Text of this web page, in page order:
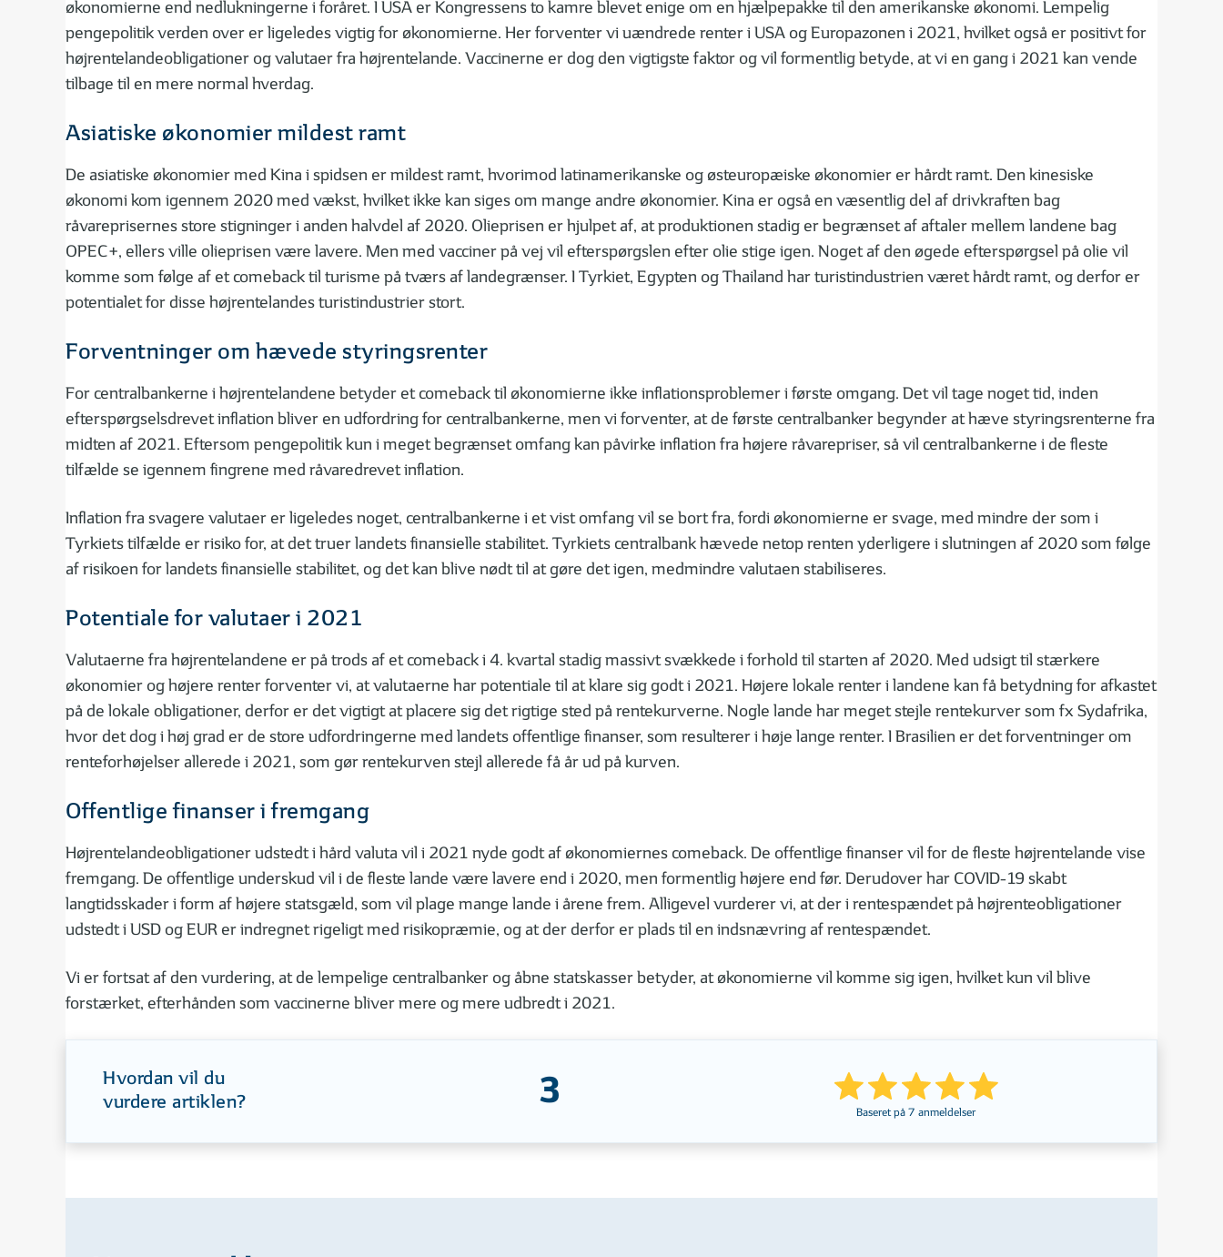
økonomierne end nedlukningerne i foråret. I USA er Kongressens to kamre blevet enige om en hjælpepakke til den amerikanske økonomi. Lempelig
pengepolitik verden over er ligeledes vigtig for økonomierne. Her forventer vi uændrede renter i USA og Europazonen i 2021, hvilket også er positivt for
højrentelandeobligationer og valutaer fra højrentelande. Vaccinerne er dog den vigtigste faktor og vil formentlig betyde, at vi en gang i 2021 kan vende
tilbage til en mere normal hverdag.
Asiatiske økonomier mildest ramt
De asiatiske økonomier med Kina i spidsen er mildest ramt, hvorimod latinamerikanske og østeuropæiske økonomier er hårdt ramt. Den kinesiske
økonomi kom igennem 2020 med vækst, hvilket ikke kan siges om mange andre økonomier. Kina er også en væsentlig del af drivkraften bag
råvareprisernes store stigninger i anden halvdel af 2020. Olieprisen er hjulpet af, at produktionen stadig er begrænset af aftaler mellem landene bag
OPEC+, ellers ville olieprisen være lavere. Men med vacciner på vej vil efterspørgslen efter olie stige igen. Noget af den øgede efterspørgsel på olie vil
komme som følge af et comeback til turisme på tværs af landegrænser. I Tyrkiet, Egypten og Thailand har turistindustrien været hårdt ramt, og derfor er
potentialet for disse højrentelandes turistindustrier stort.
Forventninger om hævede styringsrenter
For centralbankerne i højrentelandene betyder et comeback til økonomierne ikke inflationsproblemer i første omgang. Det vil tage noget tid, inden
efterspørgselsdrevet inflation bliver en udfordring for centralbankerne, men vi forventer, at de første centralbanker begynder at hæve styringsrenterne fra
midten af 2021. Eftersom pengepolitik kun i meget begrænset omfang kan påvirke inflation fra højere råvarepriser, så vil centralbankerne i de fleste
tilfælde se igennem fingrene med råvaredrevet inflation.
Inflation fra svagere valutaer er ligeledes noget, centralbankerne i et vist omfang vil se bort fra, fordi økonomierne er svage, med mindre der som i
Tyrkiets tilfælde er risiko for, at det truer landets finansielle stabilitet. Tyrkiets centralbank hævede netop renten yderligere i slutningen af 2020 som følge
af risikoen for landets finansielle stabilitet, og det kan blive nødt til at gøre det igen, medmindre valutaen stabiliseres.
Potentiale for valutaer i 2021
Valutaerne fra højrentelandene er på trods af et comeback i 4. kvartal stadig massivt svækkede i forhold til starten af 2020. Med udsigt til stærkere
økonomier og højere renter forventer vi, at valutaerne har potentiale til at klare sig godt i 2021. Højere lokale renter i landene kan få betydning for afkastet
på de lokale obligationer, derfor er det vigtigt at placere sig det rigtige sted på rentekurverne. Nogle lande har meget stejle rentekurver som fx Sydafrika,
hvor det dog i høj grad er de store udfordringerne med landets offentlige finanser, som resulterer i høje lange renter. I Brasilien er det forventninger om
renteforhøjelser allerede i 2021, som gør rentekurven stejl allerede få år ud på kurven.
Offentlige finanser i fremgang
Højrentelandeobligationer udstedt i hård valuta vil i 2021 nyde godt af økonomiernes comeback. De offentlige finanser vil for de fleste højrentelande vise
fremgang. De offentlige underskud vil i de fleste lande være lavere end i 2020, men formentlig højere end før. Derudover har COVID-19 skabt
langtidsskader i form af højere statsgæld, som vil plage mange lande i årene frem. Alligevel vurderer vi, at der i rentespændet på højrenteobligationer
udstedt i USD og EUR er indregnet rigeligt med risikopræmie, og at der derfor er plads til en indsnævring af rentespændet.
Vi er fortsat af den vurdering, at de lempelige centralbanker og åbne statskasser betyder, at økonomierne vil komme sig igen, hvilket kun vil blive
forstærket, efterhånden som vaccinerne bliver mere og mere udbredt i 2021.
Hvordan vil du
vurdere artiklen?
3 Baseret på7 anmeldelser